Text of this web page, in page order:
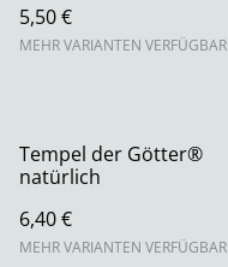
5,50 €
MEHR VARIANTEN VERFÜGBAR
Tempel der Götter®
natürlich
6,40 €
MEHR VARIANTEN VERFÜGBAR